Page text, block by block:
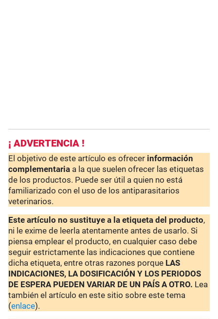
¡ ADVERTENCIA !
El objetivo de este artículo es ofrecer información
complementaria a la que suelen ofrecer las etiquetas
de los productos. Puede ser útil a quien no está
familiarizado con el uso de los antiparasitarios
veterinarios.
Este artículo no sustituye a la etiqueta del producto,
ni le exime de leerla atentamente antes de usarlo. Si
piensa emplear el producto, en cualquier caso debe
seguir estrictamente las indicaciones que contiene
dicha etiqueta, entre otras razones porque LAS
INDICACIONES, LA DOSIFICACIÓN Y LOS PERIODOS
DE ESPERA PUEDEN VARIAR DE UN PAÍS A OTRO. Lea
también el artículo en este sitio sobre este tema
(enlace).